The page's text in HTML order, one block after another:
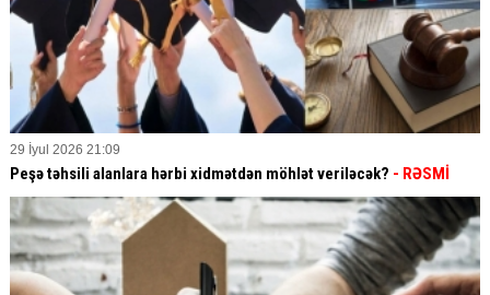
29 İyul 2026 21:09
Peşə təhsili alanlara hərbi xidmətdən möhlət veriləcək? - RƏSMİ